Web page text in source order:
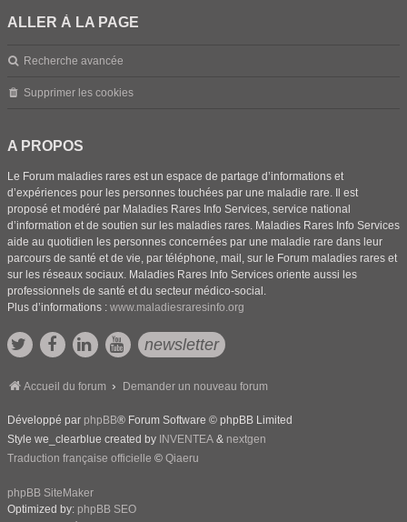
ALLER À LA PAGE
Recherche avancée
Supprimer les cookies
A PROPOS
Le Forum maladies rares est un espace de partage d’informations et
d’expériences pour les personnes touchées par une maladie rare. Il est
proposé et modéré par Maladies Rares Info Services, service national
d’information et de soutien sur les maladies rares. Maladies Rares Info Services
aide au quotidien les personnes concernées par une maladie rare dans leur
parcours de santé et de vie, par téléphone, mail, sur le Forum maladies rares et
sur les réseaux sociaux. Maladies Rares Info Services oriente aussi les
professionnels de santé et du secteur médico-social.
Plus d’informations : www.maladiesraresinfo.org
newsletter
Accueil du forum Demander un nouveau forum
Développé par phpBB® Forum Software © phpBB Limited
Style we_clearblue created by INVENTEA & nextgen
Traduction française officielle © Qiaeru
phpBB SiteMaker
Optimized by: phpBB SEO